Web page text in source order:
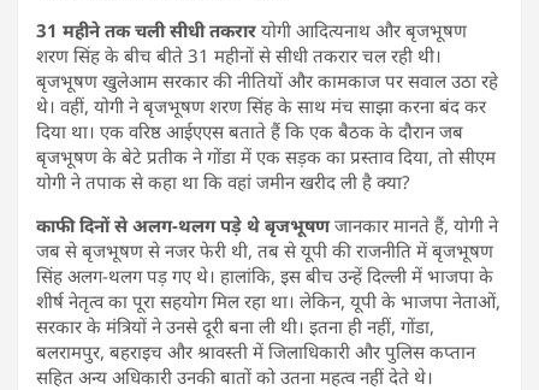
31 महीने तक चली सीधी तकरार योगी आदित्यनाथ और बृजभूषण
शरण सिंह के बीच बीते 31 महीनों से सीधी तकरार चल रही थी।
बृजभूषण खुलेआम सरकार की नीतियों और कामकाज पर सवाल उठा रहे
थे। वहीं, योगी ने बृजभूषण शरण सिंह के साथ मंच साझा करना बंद कर
दिया था। एक वरिष्ठ आईएएस बताते हैं कि एक बैठक के दौरान जब
बृजभूषण के बेटे प्रतीक ने गोंडा में एक सड़क का प्रस्ताव दिया, तो सीएम
योगी ने तपाक से कहा था कि वहां जमीन खरीद ली है क्या?
काफी दिनों से अलग-थलग पड़े थे बृजभूषणजानकार मानते हैं, योगी ने
जब से बृजभूषण से नजर फेरी थी, तब से यूपी की राजनीति में बृजभूषण
सिंह अलग-थलग पड़ गए थे। हालांकि, इस बीच उन्हें दिल्ली में भाजपा के
शीर्ष नेतृत्व का पूरा सहयोग मिल रहा था। लेकिन, यूपी के भाजपा नेताओं,
सरकार के मंत्रियों ने उनसे दूरी बना ली थी। इतना ही नहीं, गोंडा,
बलरामपुर, बहराइच और श्रावस्ती में जिलाधिकारी और पुलिस कप्तान
सहित अन्य अधिकारी उनकी बातों को उतना महत्व नहीं देते थे।